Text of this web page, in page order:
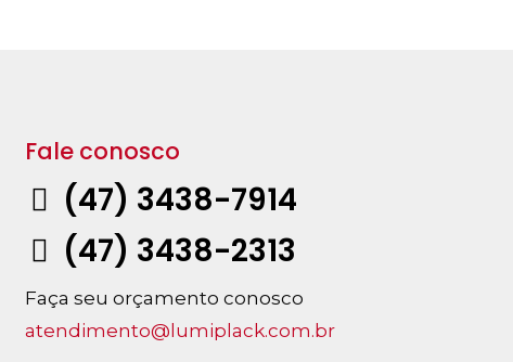
Fale conosco
(47) 3438-7914
(47) 3438-2313
Faça seu orçamento conosco
atendimento@lumiplack.com.br